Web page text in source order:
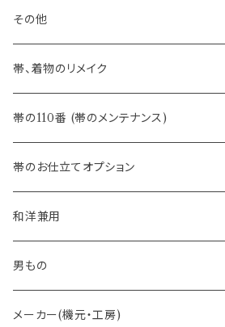
３万円台♪高見え袋帯・名古屋帯
八寸名古屋帯 (松葉仕立て)
- オールシーズン帯
- 夏帯
- 半幅帯
- 大人兵児帯
- おびやオリジナル・別注
- オーダー帯
- 京袋帯・開き仕立て
-おびやオリジナル
その他
-おびやオリジナル
-フィカレ
帯、着物のリメイク
帯の110番 (帯のメンテナンス)
帯のお仕立てオプション
和洋兼用
男もの
メーカー(機元・工房)